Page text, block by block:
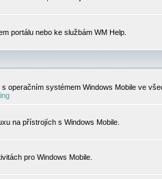
portálu nebo ke službám WM Help.
operačním systémem Windows Mobile ve
na přístrojích s Windows Mobile.
pro Windows Mobile.